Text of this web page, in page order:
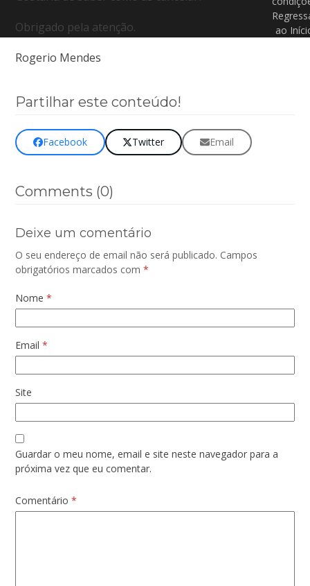
Obrigado pela atenção.
Rogerio Mendes
Partilhar este conteúdo!
Facebook Twitter Email
Comments (0)
Deixe um comentário
O seu endereço de email não será publicado. Campos
obrigatórios marcados com*
Nome*
Email*
Site
Guardar o meu nome, email e site neste navegador para a
próxima vez que eu comentar.
Comentário*
ao